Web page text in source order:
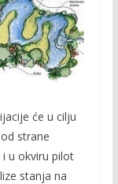
će u cilju
strane
u okviru pilot
stanja na